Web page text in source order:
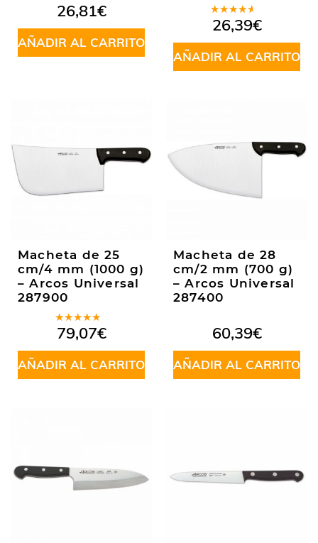
26,81€
AÑADIR AL CARRITO
Valorado
en4.00
de 5
26,39€
AÑADIR AL CARRITO
Macheta de 25
cm/4 mm (1000 g)
– Arcos Universal
287900
Valorado
en5.00de
5
79,07€
AÑADIR AL CARRITO
Macheta de 28
cm/2 mm (700 g)
– Arcos Universal
287400
60,39€
AÑADIR AL CARRITO